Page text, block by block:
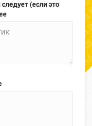
(если это